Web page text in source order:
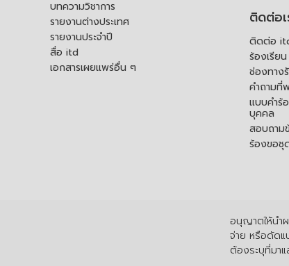
บทความวิชาการ
รายงานต่างประเทศ
รายงานประจำปี
สื่อ itd
เอกสารเผยแพร่อื่น ๆ
ติดต่อเ
ติดต่อ
ร้องเรียน
ช่องทาง
คำถามที่
แบบคำร้
บุคคล
สอบถาม
ร้องขอชุ
อนุญาตให้นำ
จ่าย หรือดัดแ
ต้องระบุที่มาแ